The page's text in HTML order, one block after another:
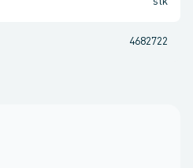
4682722